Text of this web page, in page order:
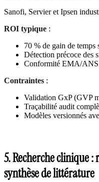
Sanofi, Servier et Ipsen
ROI typique :
70 % de gain de temps
Détection précoce des
Conformité EMA/
Contraintes :
Validation GxP (GVP
Traçabilité audit
Modèles versionnés
5. Recherche clinique :
synthèse de littérature